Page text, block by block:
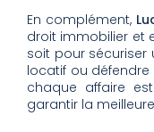
En complément,
droit immobilier et
soit pour sécuriser
locatif ou défendre
chaque affaire
garantir la